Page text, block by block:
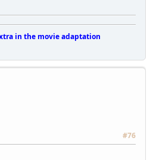
in the movie adaptation
#76